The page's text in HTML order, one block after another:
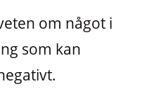
om något i
som kan